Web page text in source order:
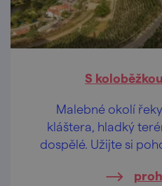
S
Malebné okolí
kláštera, hladký
dospělé. Užijte si